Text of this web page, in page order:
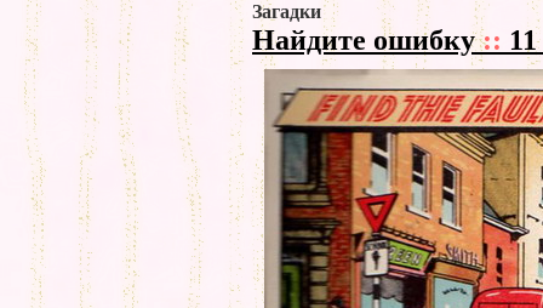
Загадки
Найдите ошибку::